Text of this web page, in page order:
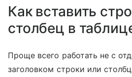
Как вставить
столбец в
Проще всего работать не с
заголовком строки или